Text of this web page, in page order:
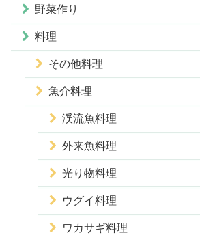
野菜作り
料理
その他料理
魚介料理
渓流魚料理
外来魚料理
光り物料理
ウグイ料理
ワカサギ料理